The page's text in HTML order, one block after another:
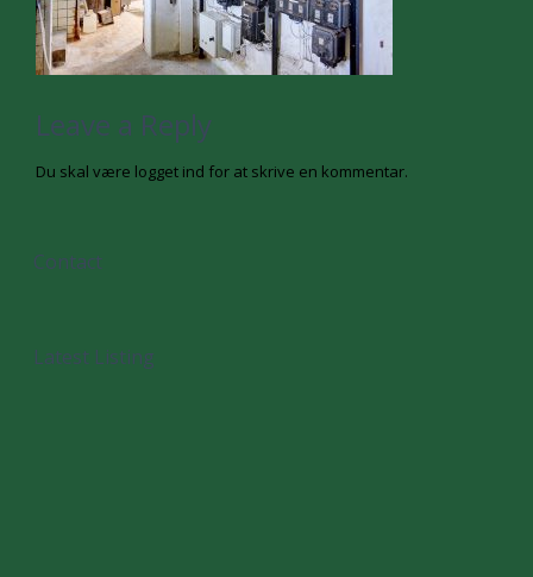
Leave a Reply
Du skal være logget ind for at skrive en kommentar.
Contact
Latest Listing